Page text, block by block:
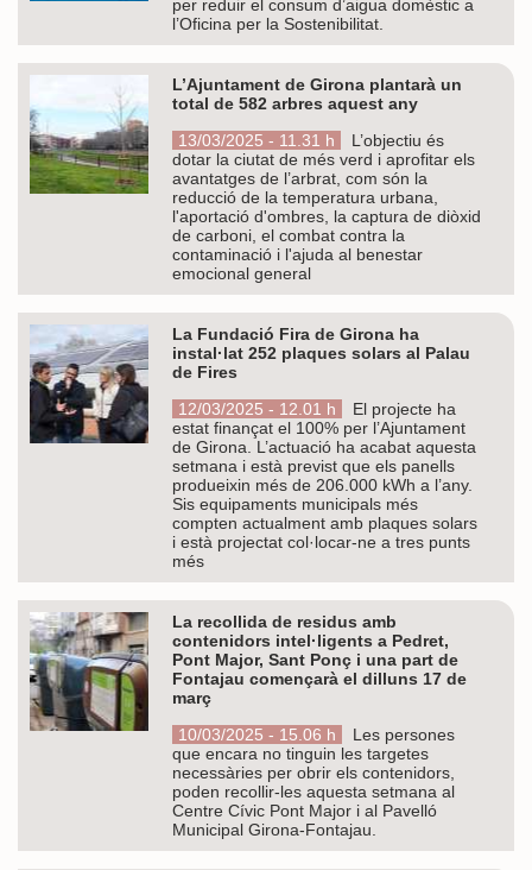
per reduir el consum d’aigua domèstic a
l’Oficina per la Sostenibilitat.
L’Ajuntament de Girona plantarà un
total de 582 arbres aquest any
13/03/2025 - 11.31 h
L’objectiu és
dotar la ciutat de més verd i aprofitar els
avantatges de l’arbrat, com són la
reducció de la temperatura urbana,
l'aportació d'ombres, la captura de diòxid
de carboni, el combat contra la
contaminació i l'ajuda al benestar
emocional general
La Fundació Fira de Girona ha
instal·lat 252 plaques solars al Palau
de Fires
12/03/2025 - 12.01 h
El projecte ha
estat finançat el 100% per l’Ajuntament
de Girona. L’actuació ha acabat aquesta
setmana i està previst que els panells
produeixin més de 206.000 kWh a l’any.
Sis equipaments municipals més
compten actualment amb plaques solars
i està projectat col·locar-ne a tres punts
més
La recollida de residus amb
contenidors intel·ligents a Pedret,
Pont Major, Sant Ponç i una part de
Fontajau començarà el dilluns 17 de
març
10/03/2025 - 15.06 h
Les persones
que encara no tinguin les targetes
necessàries per obrir els contenidors,
poden recollir-les aquesta setmana al
Centre Cívic Pont Major i al Pavelló
Municipal Girona-Fontajau.